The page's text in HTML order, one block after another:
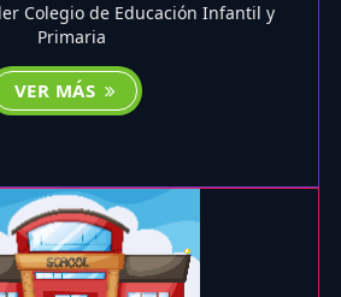
Colegio de Educación Infantil y
Primaria
VER MÁS